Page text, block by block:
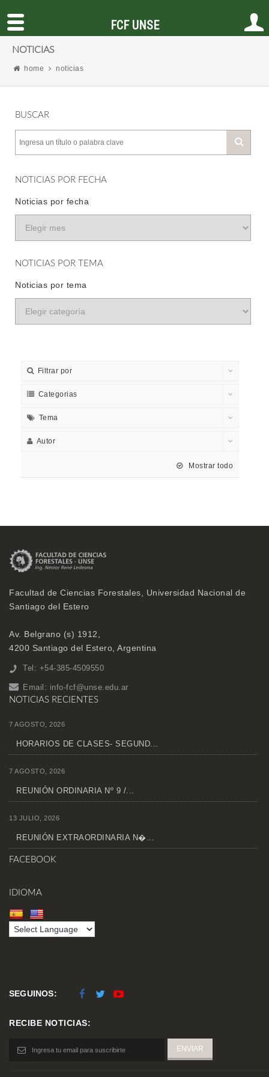
NOTICIAS
home noticias
BUSCAR
NOTICIAS POR FECHA
Noticias por fecha
NOTICIAS POR TEMA
Noticias por tema
Filtrar por
Categorias
Tema
Autor
Mostrar todo
Facultad de Ciencias Forestales, Universidad Nacional de
Santiago del Estero
Av. Belgrano (s) 1912,
4200 Santiago del Estero, Argentina
Tel: +54-385-4509550
Email: info-fcf@unse.edu.ar
NOTICIAS RECIENTES
7 AGOSTO, 2026
HORARIOS DE CLASES- SEGUND...
7 AGOSTO, 2026
REUNIÓN ORDINARIA Nº 9 /...
13 JULIO, 2026
REUNIÓN EXTRAORDINARIA N�...
FACEBOOK
IDIOMA
SEGUINOS:
RECIBE NOTICIAS:
FCF UNSE